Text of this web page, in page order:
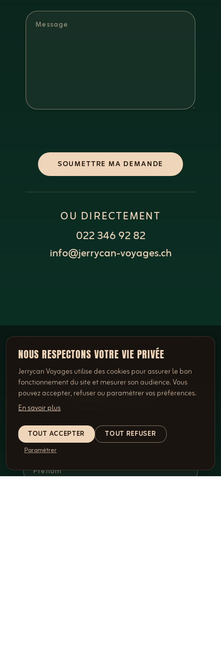
NOUS RESPECTONS VOTRE VIE PRIVÉE
Jerrycan Voyages utilise des cookies pour assurer le bon
fonctionnement du site et mesurer son audience. Vous
pouvez accepter, refuser ou paramétrer vos préférences.
En savoir plus
TOUT ACCEPTER TOUT REFUSER
Paramétrer
SOUMETTRE MA DEMANDE
OU DIRECTEMENT
022 346 92 82
info@jerrycan-voyages.ch
NEWSLETTER
NE MANQUEZ PLUS
AUCUNE OFFRE